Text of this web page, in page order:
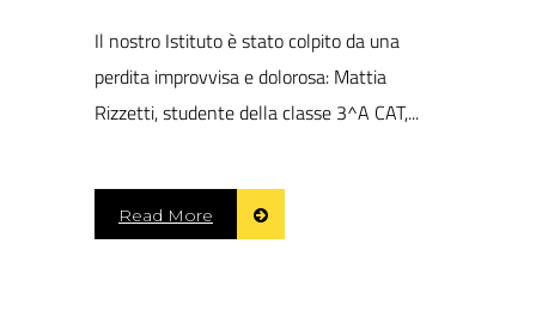
Il nostro Istituto è stato colpito da una
perdita improvvisa e dolorosa: Mattia
Rizzetti, studente della classe 3^A CAT,...
Read More